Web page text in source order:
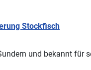
Stockfisch
und bekannt für